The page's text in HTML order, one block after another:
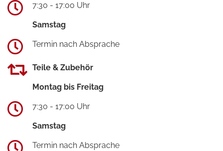
7:30 - 17:00 Uhr
Samstag
Termin nach Absprache
Teile & Zubehör
Montag bis Freitag
7:30 - 17:00 Uhr
Samstag
Termin nach Absprache